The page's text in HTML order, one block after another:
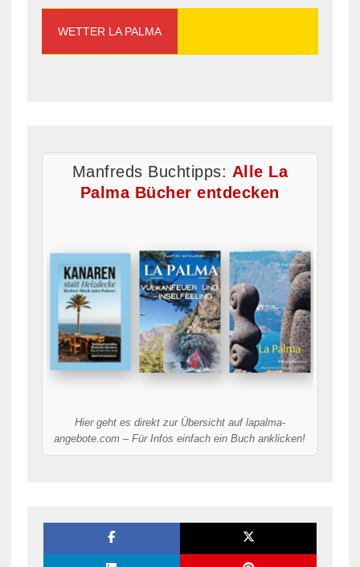
WETTER LA PALMA
Manfreds Buchtipps: Alle La
Palma Bücher entdecken
Hier geht es direkt zur Übersicht auf lapalma-
angebote.com – Für Infos einfach ein Buch anklicken!